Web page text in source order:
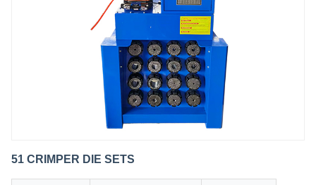
51 CRIMPER DIE SETS